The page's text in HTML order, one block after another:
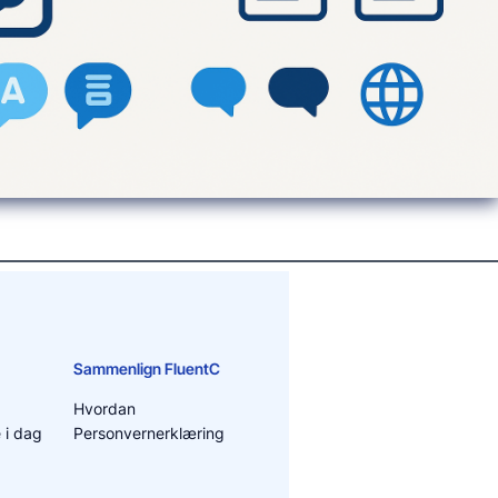
i dag
Sammenlign FluentC
Hvordan
Personvernerklæring